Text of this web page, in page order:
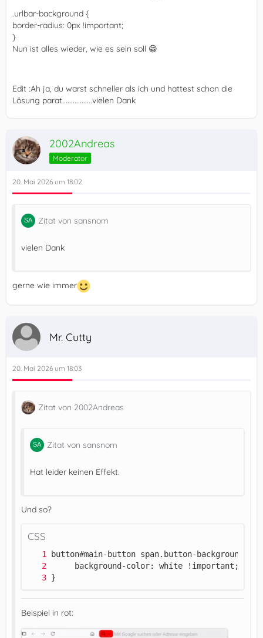
.urlbar-background {
border-radius: 0px !important;
}
Nun ist alles wieder, wie es sein soll 😁
Edit :Ah ja, du warst schneller als ich und hattest schon die
Lösung parat.................vielen Dank
2002Andreas
Moderator
20. Mai 2026 um 18:02
Zitat von sansnom
vielen Dank
gerne wie immer
Mr. Cutty
20. Mai 2026 um 18:03
Zitat von 2002Andreas
Zitat von sansnom
Hat leider keinen Effekt.
Und so?
CSS
}
Beispiel in rot: